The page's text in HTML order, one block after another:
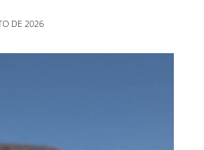
DE 2026